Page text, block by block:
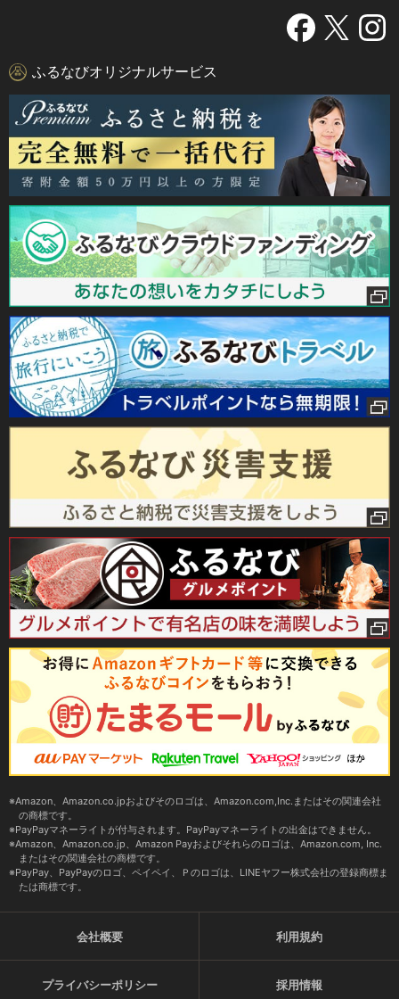
ふるなびオリジナルサービス
Amazon、Amazon.co.jpおよびそのロゴは、Amazon.com,Inc.またはその関連会社
の商標です。
PayPayマネーライトが付与されます。PayPayマネーライトの出金はできません。
Amazon、Amazon.co.jp、Amazon Payおよびそれらのロゴは、Amazon.com, Inc.
またはその関連会社の商標です。
PayPay、PayPayのロゴ、ペイペイ、Ｐのロゴは、LINEヤフー株式会社の登録商標ま
たは商標です。
会社概要 利用規約
プライバシーポリシー 採用情報